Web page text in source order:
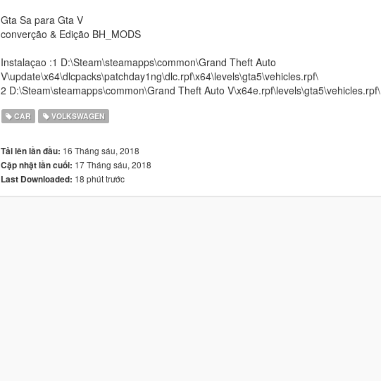
Gta Sa para Gta V
converção & Edição BH_MODS
Instalaçao :1 D:\Steam\steamapps\common\Grand Theft Auto
V\update\x64\dlcpacks\patchday1ng\dlc.rpf\x64\levels\gta5\vehicles.rpf\
2 D:\Steam\steamapps\common\Grand Theft Auto V\x64e.rpf\levels\gta5\vehicles.rpf\
CAR VOLKSWAGEN
Tải lên lần đầu: 16 Tháng sáu, 2018
Cập nhật lần cuối: 17 Tháng sáu, 2018
Last Downloaded: 18 phút trước